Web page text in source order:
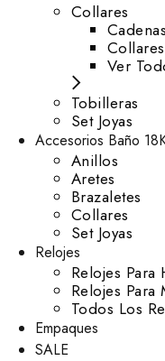
Collares
Cadenas
Ver
Tobilleras
Set Joyas
Accesorios Baño
Anillos
Aretes
Brazaletes
Collares
Set Joyas
Relojes
Relojes Para
Relojes Para
Todos Los
Empaques
SALE